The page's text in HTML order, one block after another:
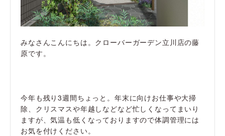
みなさんこんにちは。クローバーガーデン立川店の藤
原です。
今年も残り3週間ちょっと。年末に向けお仕事や大掃
除、クリスマスや年越しなどなど忙しくなってまいり
ますが、気温も低くなっておりますので体調管理には
お気を付けください。